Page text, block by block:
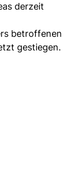
derzeit
betroffenen
gestiegen.